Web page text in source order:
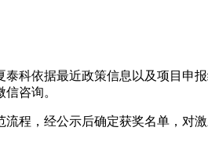
泰科依据最近政策信息以及项目申
咨询。
程，经公示后确定获奖名单，对